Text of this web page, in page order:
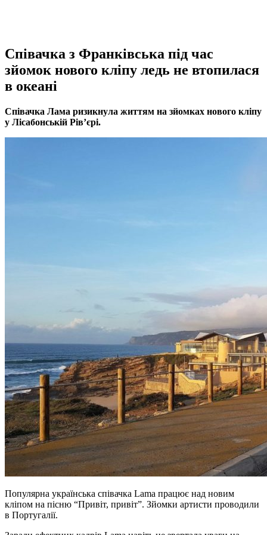
Співачка з Франківська під час
зйомок нового кліпу ледь не втопилася
в океані
Співачка Лама ризикнула життям на зйомках нового кліпу
у Лісабонській Рів’єрі.
Популярна українська співачка Lama працює над новим
кліпом на пісню “Привіт, привіт”. Зйомки артисти проводили
в Португалії.